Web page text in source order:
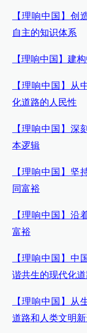
【理响中国】创
自主的知识体系
【理响中国】建
【理响中国】从
化道路的人民性
【理响中国】深
本逻辑
【理响中国】坚
同富裕
【理响中国】沿
富裕
【理响中国】中
谐共生的现代化
【理响中国】从
道路和人类文明